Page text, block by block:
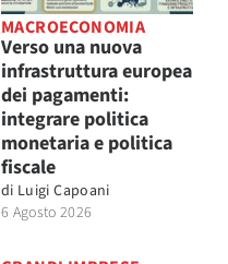
MACROECONOMIA
Verso una nuova
infrastruttura europea
dei pagamenti:
integrare politica
monetaria e politica
fiscale
di Luigi Capoani
6 Agosto 2026